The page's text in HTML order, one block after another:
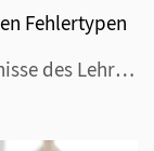
Fehlertypen
Wohl eine der frustrierendsten Erlebnisse des Lehrerberufes ist die Korrektur einer Klassenarbeit, bei der Schülerinnen und Schüler auch bei einfachen Aufgaben Fehler machen, mit denen man vorher nicht gerechnet hat. Mit fortschreitender Komplexität der mathematischen Inhalte wird es für Schülerinne...